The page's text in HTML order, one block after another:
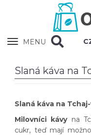
Zobrazit
MENU
Slaná káva na
Slaná káva na
Milovníci kávyna
cukr, teď mají